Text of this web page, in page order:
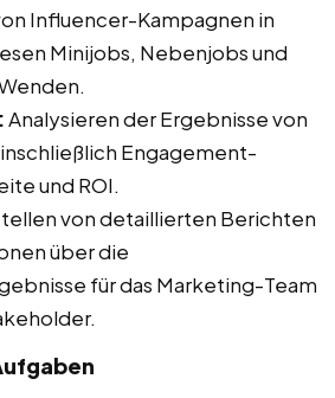
Influencer-Kampagnen in
Minijobs, Nebenjobs und
Analysieren der Ergebnisse von
Engagement-
und ROI.
von detaillierten Berichten
über die
für das Marketing-Team